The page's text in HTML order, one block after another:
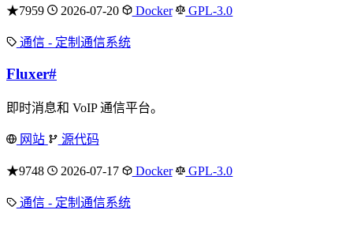
★7959 2026-07-20 Docker GPL-3.0
通信 - 定制通信系统
Fluxer#
即时消息和 VoIP 通信平台。
网站 源代码
★9748 2026-07-17 Docker GPL-3.0
通信 - 定制通信系统